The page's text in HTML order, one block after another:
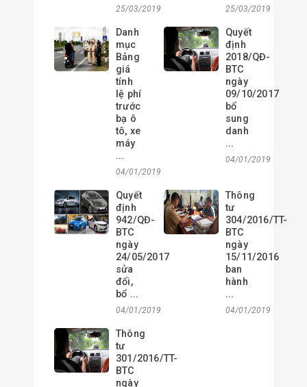
25/03/2019 25/03/2019
Danh
mục
Bảng
giá
tính
lệ phí
trước
bạ ô
tô, xe
máy
...
04/01/2019
Quyết
định
2018/QĐ-
BTC
ngày
09/10/2017
bổ
sung
danh
...
04/01/2019
Quyết
định
942/QĐ-
BTC
ngày
24/05/2017
sửa
đổi,
bổ ...
04/01/2019
Thông
tư
304/2016/TT-
BTC
ngày
15/11/2016
ban
hành
...
04/01/2019
Thông
tư
301/2016/TT-
BTC
ngày